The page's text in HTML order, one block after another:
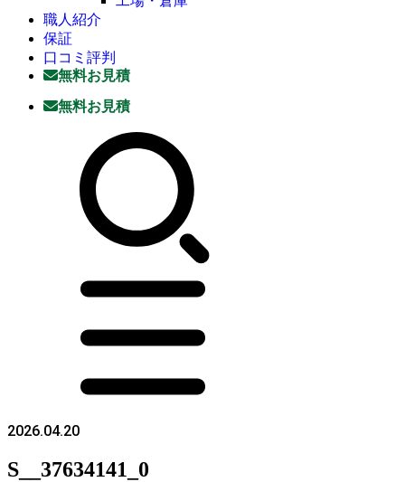
職人紹介
保証
口コミ評判
無料お見積
無料お見積
2026.04.20
S__37634141_0